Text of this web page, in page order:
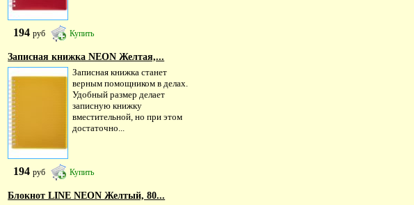
194руб Купить
Записная книжка NEON Желтая,...
Записная книжка станет
верным помощником в делах.
Удобный размер делает
записную книжку
вместительной, но при этом
достаточно...
194руб Купить
Блокнот LINE NEON Желтый, 80...